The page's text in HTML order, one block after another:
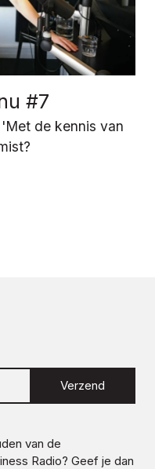
#7
de kennis van
Verzend
van de
Radio? Geef je dan